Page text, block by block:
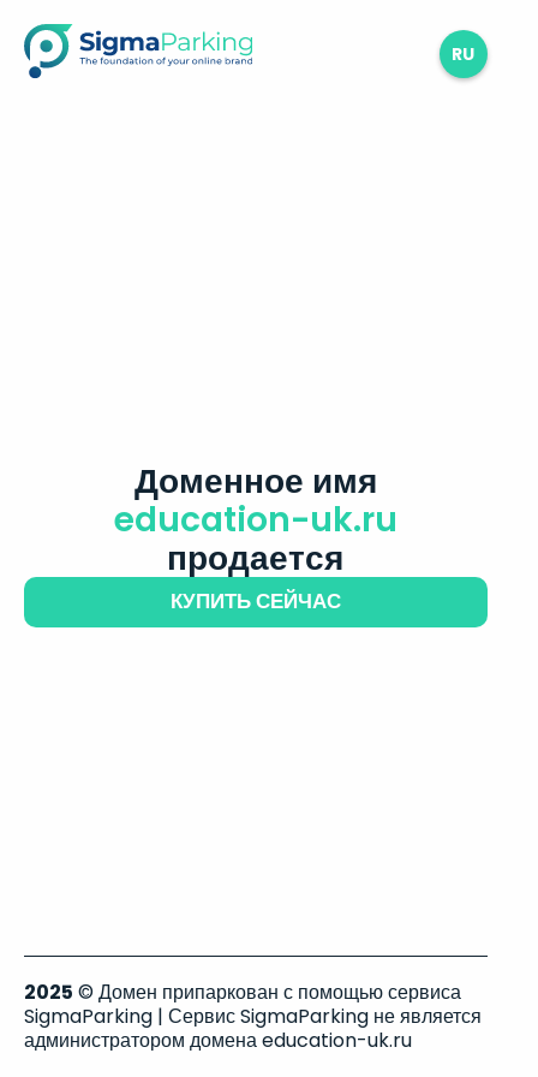
RU
Доменное имя
education-uk.ru
продается
КУПИТЬ СЕЙЧАС
2025 © Домен припаркован с помощью сервиса
SigmaParking | Сервис SigmaParking не является
администратором домена education-uk.ru